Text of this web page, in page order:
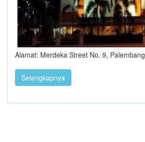
Alamat: Merdeka Street No. 9, Palembang
Selengkapnya